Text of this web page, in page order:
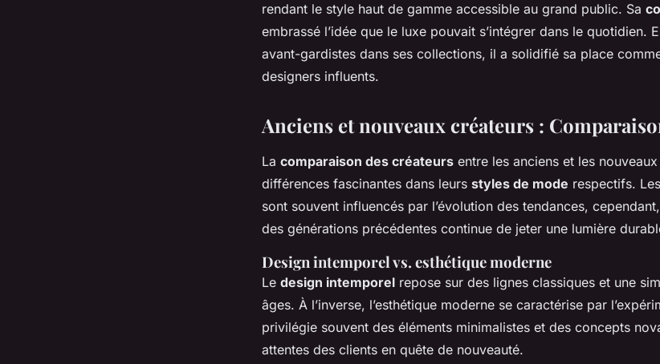
rendant le style haut de gamme accessible au grand public. Sa
embrassé l’idée que le luxe pouvait s’intégrer dans le quotidien.
avant-gardistes dans ses collections, il a solidifié sa place
designers influents.
Anciens et nouveaux créateurs :
La comparaison des créateurs entre les anciens et les
différences fascinantes dans leurs styles de mode respectifs.
sont souvent influencés par l’évolution des tendances,
des générations précédentes continue de jeter une lumière
Design intemporel vs. esthétique moderne
Le design intemporel repose sur des lignes classiques et une
âges. À l’inverse, l’esthétique moderne se caractérise par
privilégie souvent des éléments minimalistes et des concepts
attentes des clients en quête de nouveauté.